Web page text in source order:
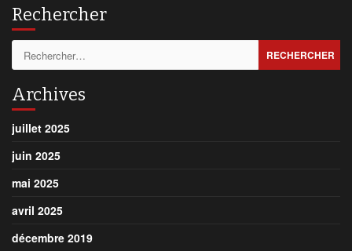
Rechercher
Archives
juillet 2025
juin 2025
mai 2025
avril 2025
décembre 2019